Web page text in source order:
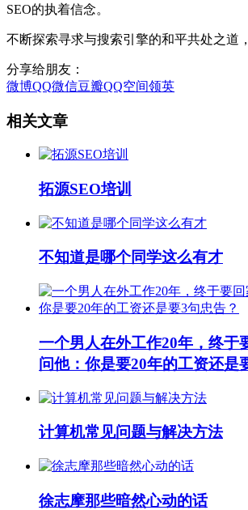
SEO的执着信念。
不断探索寻求与搜索引擎的和平共处之道
分享给朋友：
微博QQ微信豆瓣QQ空间领英
相关文章
拓源SEO培训
不知道是哪个同学这么有才
一个男人在外工作20年，终于
问他：你是要20年的工资还是
计算机常见问题与解决方法
徐志摩那些暗然心动的话